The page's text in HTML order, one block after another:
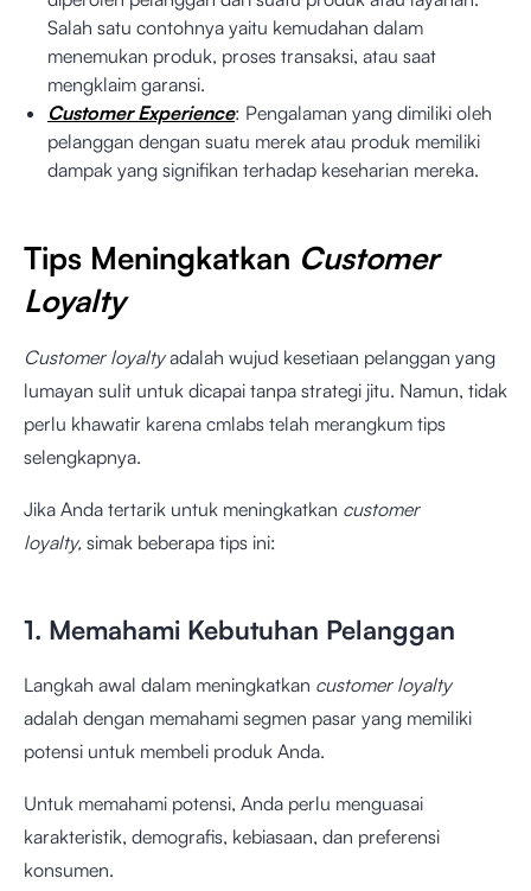
Salah satu contohnya yaitu kemudahan dalam
menemukan produk, proses transaksi, atau saat
mengklaim garansi.
Customer Experience: Pengalaman yang dimiliki oleh
pelanggan dengan suatu merek atau produk memiliki
dampak yang signifikan terhadap keseharian mereka.
Tips Meningkatkan Customer
Loyalty
Customer loyaltyadalah wujud kesetiaan pelanggan yang
lumayan sulit untuk dicapai tanpa strategi jitu. Namun, tidak
perlu khawatir karena cmlabs telah merangkum tips
selengkapnya.
Jika Anda tertarik untuk meningkatkan customer
loyalty, simak beberapa tips ini:
1. Memahami Kebutuhan Pelanggan
Langkah awal dalam meningkatkan customer loyalty
adalah dengan memahami segmen pasar yang memiliki
potensi untuk membeli produk Anda.
Untuk memahami potensi, Anda perlu menguasai
karakteristik, demografis, kebiasaan, dan preferensi
konsumen.